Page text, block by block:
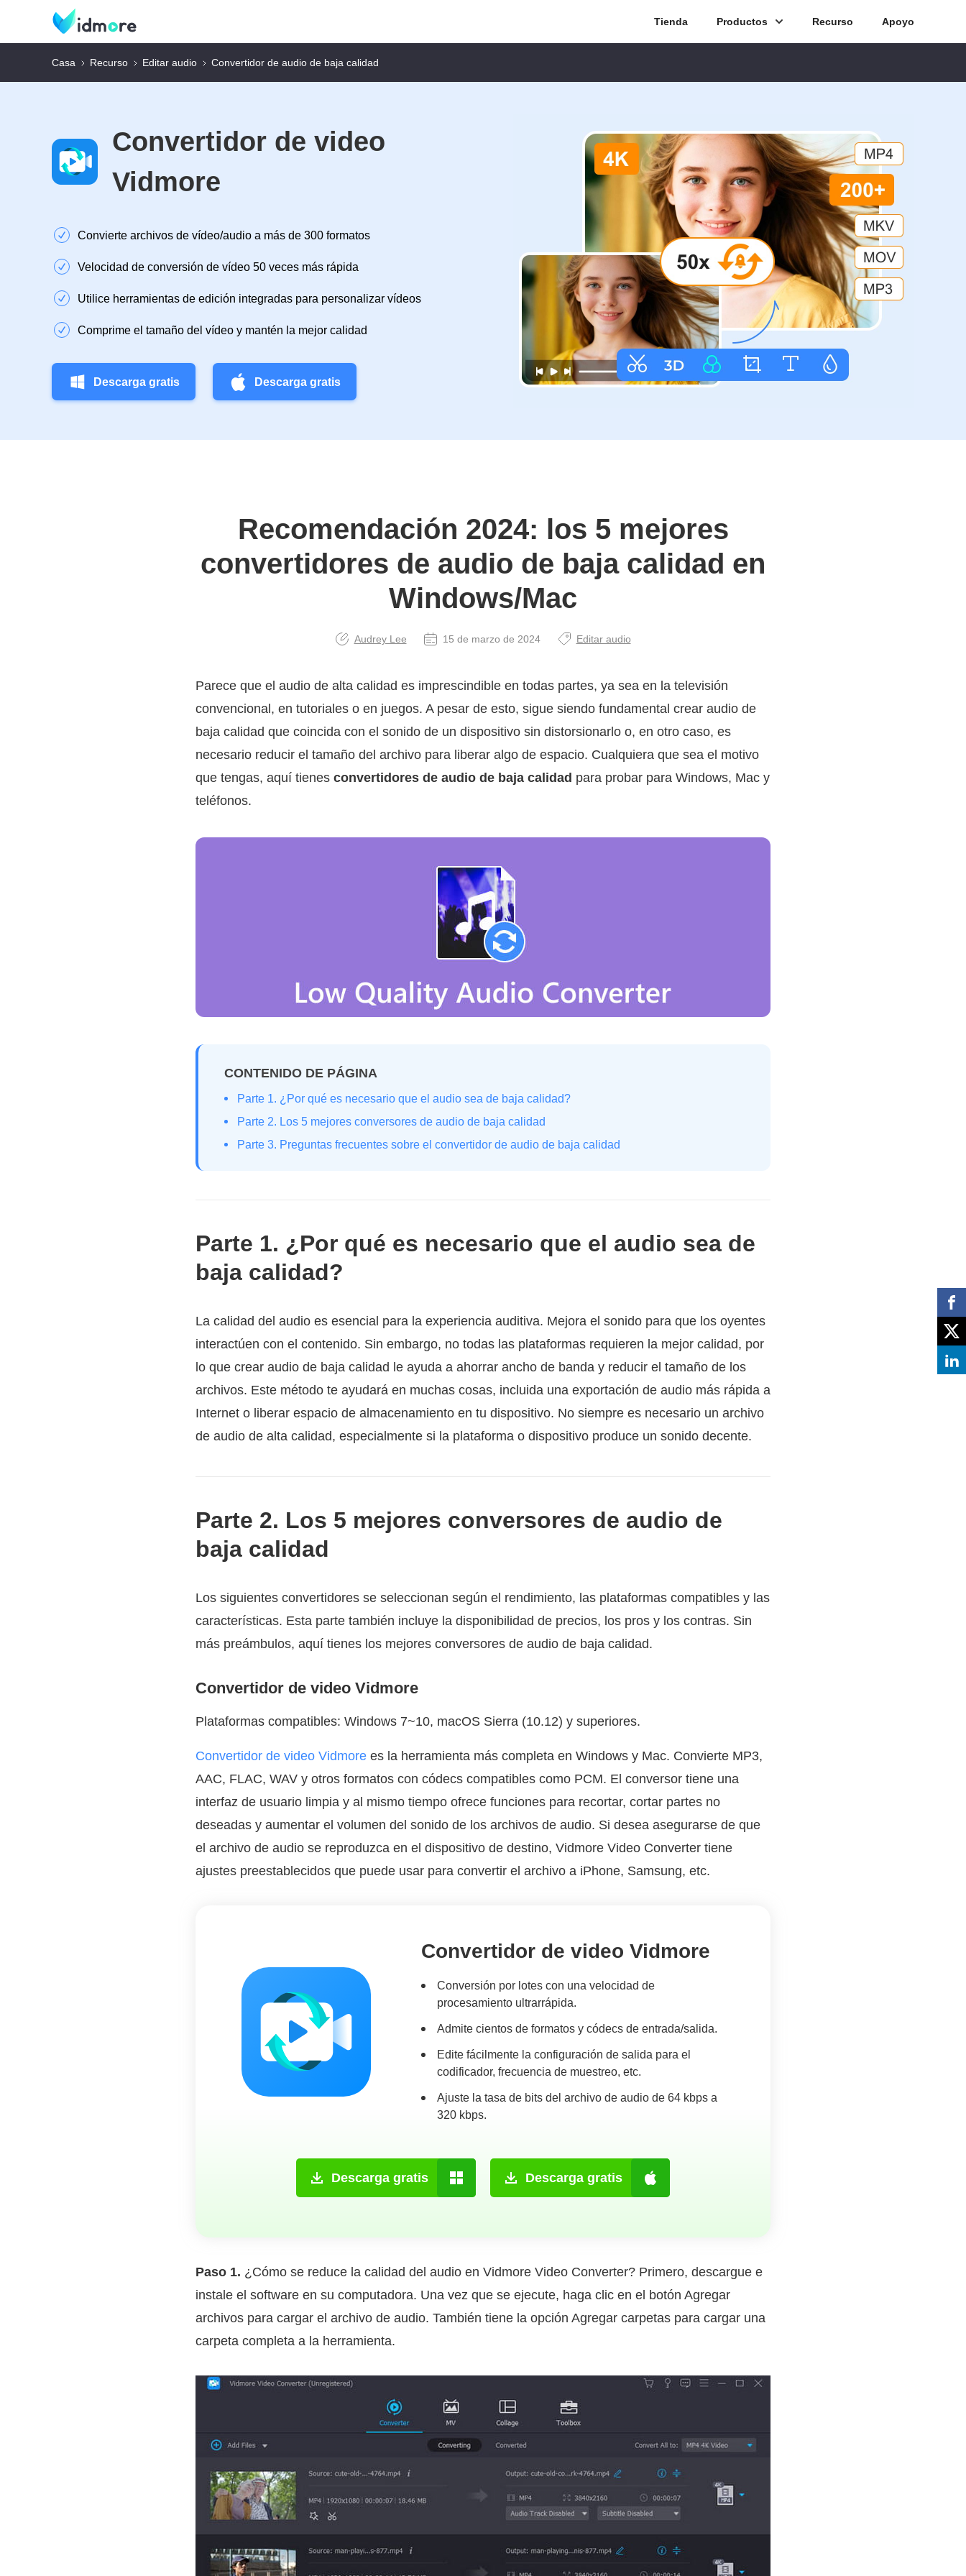
Tienda Productos Recurso Apoyo
Casa Recurso Editar audio Convertidor de audio de baja calidad
Convertidor de video
Vidmore
Convierte archivos de vídeo/audio a más de 300 formatos
Velocidad de conversión de vídeo 50 veces más rápida
Utilice herramientas de edición integradas para personalizar vídeos
Comprime el tamaño del vídeo y mantén la mejor calidad
Descarga gratis Descarga gratis
Recomendación 2024: los 5 mejores
convertidores de audio de baja calidad en
Windows/Mac
Audrey Lee 15 de marzo de 2024 Editar audio
Parece que el audio de alta calidad es imprescindible en todas partes, ya sea en la televisión
convencional, en tutoriales o en juegos. A pesar de esto, sigue siendo fundamental crear audio de
baja calidad que coincida con el sonido de un dispositivo sin distorsionarlo o, en otro caso, es
necesario reducir el tamaño del archivo para liberar algo de espacio. Cualquiera que sea el motivo
que tengas, aquí tienes convertidores de audio de baja calidad para probar para Windows, Mac y
teléfonos.
CONTENIDO DE PÁGINA
Parte 1. ¿Por qué es necesario que el audio sea de baja calidad?
Parte 2. Los 5 mejores conversores de audio de baja calidad
Parte 3. Preguntas frecuentes sobre el convertidor de audio de baja calidad
Parte 1. ¿Por qué es necesario que el audio sea de
baja calidad?
La calidad del audio es esencial para la experiencia auditiva. Mejora el sonido para que los oyentes
interactúen con el contenido. Sin embargo, no todas las plataformas requieren la mejor calidad, por
lo que crear audio de baja calidad le ayuda a ahorrar ancho de banda y reducir el tamaño de los
archivos. Este método te ayudará en muchas cosas, incluida una exportación de audio más rápida a
Internet o liberar espacio de almacenamiento en tu dispositivo. No siempre es necesario un archivo
de audio de alta calidad, especialmente si la plataforma o dispositivo produce un sonido decente.
Parte 2. Los 5 mejores conversores de audio de
baja calidad
Los siguientes convertidores se seleccionan según el rendimiento, las plataformas compatibles y las
características. Esta parte también incluye la disponibilidad de precios, los pros y los contras. Sin
más preámbulos, aquí tienes los mejores conversores de audio de baja calidad.
Convertidor de video Vidmore
Plataformas compatibles: Windows 7~10, macOS Sierra (10.12) y superiores.
Convertidor de video Vidmore es la herramienta más completa en Windows y Mac. Convierte MP3,
AAC, FLAC, WAV y otros formatos con códecs compatibles como PCM. El conversor tiene una
interfaz de usuario limpia y al mismo tiempo ofrece funciones para recortar, cortar partes no
deseadas y aumentar el volumen del sonido de los archivos de audio. Si desea asegurarse de que
el archivo de audio se reproduzca en el dispositivo de destino, Vidmore Video Converter tiene
ajustes preestablecidos que puede usar para convertir el archivo a iPhone, Samsung, etc.
Convertidor de video Vidmore
Conversión por lotes con una velocidad de
procesamiento ultrarrápida.
Admite cientos de formatos y códecs de entrada/salida.
Edite fácilmente la configuración de salida para el
codificador, frecuencia de muestreo, etc.
Ajuste la tasa de bits del archivo de audio de 64 kbps a
320 kbps.
Descarga gratis Descarga gratis
Paso 1. ¿Cómo se reduce la calidad del audio en Vidmore Video Converter? Primero, descargue e
instale el software en su computadora. Una vez que se ejecute, haga clic en el botón Agregar
archivos para cargar el archivo de audio. También tiene la opción Agregar carpetas para cargar una
carpeta completa a la herramienta.